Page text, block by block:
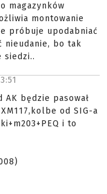
magazynków
montowanie
próbuje upodabniać
nieudanie, bo tak
siedzi..
AK będzie pasował
od SIG-a
i to